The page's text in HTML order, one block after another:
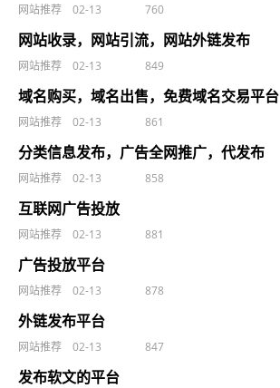
网站推荐 02-13 760
网站收录，网站引流，网站外链发布
网站推荐 02-13 849
域名购买，域名出售，免费域名交易平台
网站推荐 02-13 861
分类信息发布，广告全网推广，代发布
网站推荐 02-13 858
互联网广告投放
网站推荐 02-13 881
广告投放平台
网站推荐 02-13 878
外链发布平台
网站推荐 02-13 847
发布软文的平台